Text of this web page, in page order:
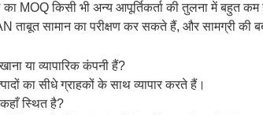
का MOQ किसी भी अन्य आपूर्तिकर्ता की तुलना में
सामान का परीक्षण कर सकते हैं, और सामग्री की
या व्यापारिक कंपनी हैं?
का सीधे ग्राहकों के साथ व्यापार करते हैं।
स्थित है?